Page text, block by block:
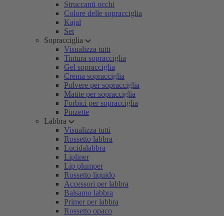
Struccanti occhi
Colore delle sopracciglia
Kajal
Set
Sopracciglia
Visualizza tutti
Tintura sopracciglia
Gel sopracciglia
Crema sopracciglia
Polvere per sopracciglia
Matite per sopracciglia
Forbici per sopracciglia
Pinzette
Labbra
Visualizza tutti
Rossetto labbra
Lucidalabbra
Lipliner
Lip plumper
Rossetto liquido
Accessori per labbra
Balsamo labbra
Primer per labbra
Rossetto opaco